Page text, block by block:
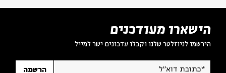
הישארו מעודכנים
הירשמו לניוזלטר שלנו וקבלו עדכונים ישר למייל
*כתובת דוא"ל הרשמה